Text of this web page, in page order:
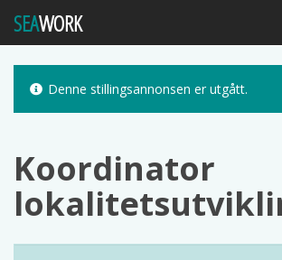
SEAWORK
Denne stillingsannonsen er utgått.
Koordinator